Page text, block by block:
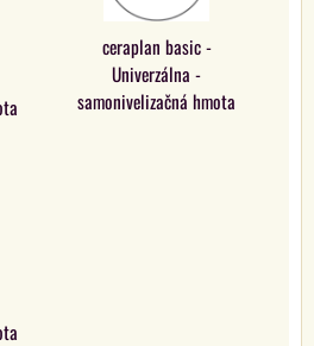
ceraplan basic -
Univerzálna -
samonivelizačná hmota